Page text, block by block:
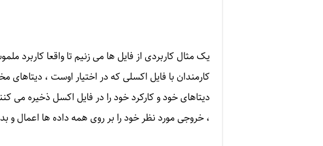
کارمندان با فایل اکسلی که در اختیار اوست ،
دیتاهای خود و کارکرد خود را در فایل اکسل ذخیره می
، خروجی مورد نظر خود را بر روی همه داده ها اعمال و